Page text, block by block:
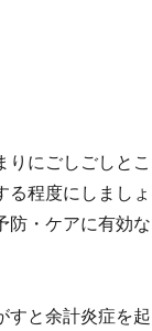
りにごしごしとこ
る程度にしましょ
防・ケアに有効な
すと余計炎症を起